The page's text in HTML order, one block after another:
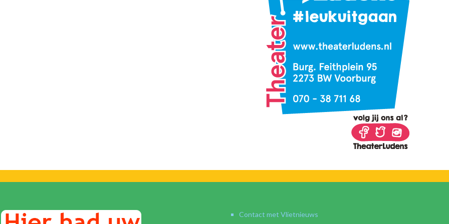
Contact met Vlietnieuws